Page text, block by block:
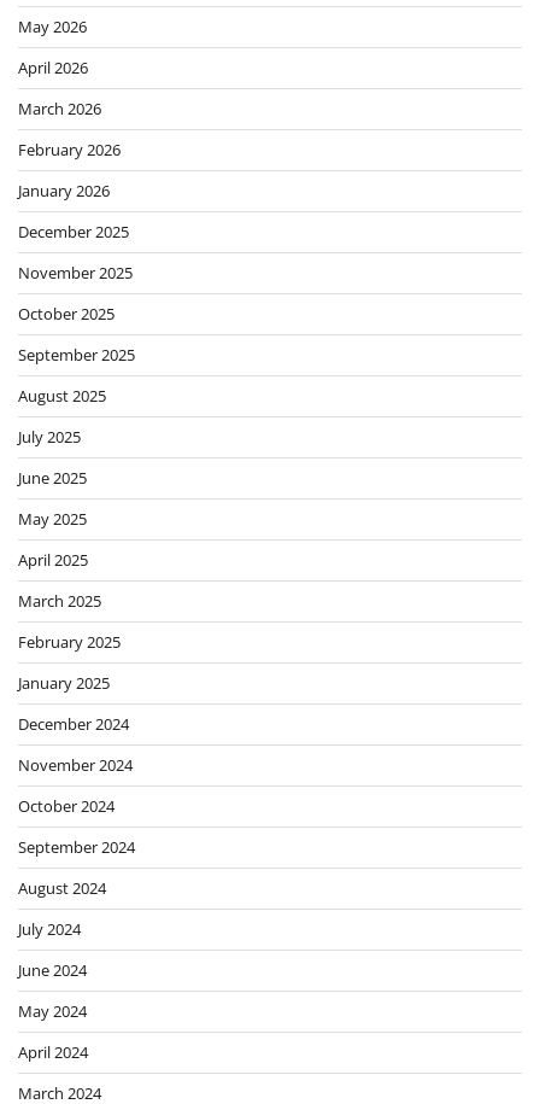
May 2026
April 2026
March 2026
February 2026
January 2026
December 2025
November 2025
October 2025
September 2025
August 2025
July 2025
June 2025
May 2025
April 2025
March 2025
February 2025
January 2025
December 2024
November 2024
October 2024
September 2024
August 2024
July 2024
June 2024
May 2024
April 2024
March 2024